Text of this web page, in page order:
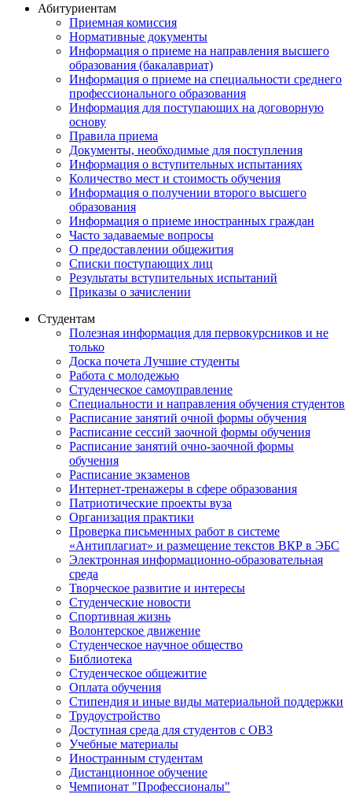
Абитуриентам
Приемная комиссия
Нормативные документы
Информация о приеме на направления высшего
образования (бакалавриат)
Информация о приеме на специальности среднего
профессионального образования
Информация для поступающих на договорную
основу
Правила приема
Документы, необходимые для поступления
Информация о вступительных испытаниях
Количество мест и стоимость обучения
Информация о получении второго высшего
образования
Информация о приеме иностранных граждан
Часто задаваемые вопросы
О предоставлении общежития
Списки поступающих лиц
Результаты вступительных испытаний
Приказы о зачислении
Студентам
Полезная информация для первокурсников и не
только
Доска почета Лучшие студенты
Работа с молодежью
Студенческое самоуправление
Специальности и направления обучения студентов
Расписание занятий очной формы обучения
Расписание сессий заочной формы обучения
Расписание занятий очно-заочной формы
обучения
Расписание экзаменов
Интернет-тренажеры в сфере образования
Патриотические проекты вуза
Организация практики
Проверка письменных работ в системе
«Антиплагиат» и размещение текстов ВКР в ЭБС
Электронная информационно-образовательная
среда
Творческое развитие и интересы
Студенческие новости
Спортивная жизнь
Волонтерское движение
Студенческое научное общество
Библиотека
Студенческое общежитие
Оплата обучения
Стипендия и иные виды материальной поддержки
Трудоустройство
Доступная среда для студентов с ОВЗ
Учебные материалы
Иностранным студентам
Дистанционное обучение
Чемпионат "Профессионалы"